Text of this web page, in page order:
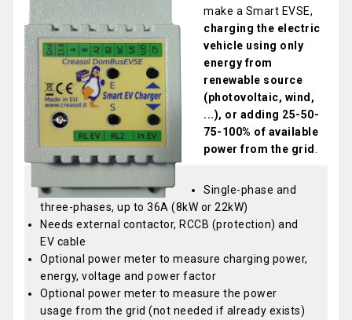
make a Smart EVSE,
charging the electric
vehicle using only
energy from
renewable source
(photovoltaic, wind,
...), or adding 25-50-
75-100% of available
power from the grid
Single-phase and
three-phases, up to 36A (8kW or 22kW)
Needs external contactor, RCCB (protection) and
EV cable
Optional power meter to measure charging power,
energy, voltage and power factor
Optional power meter to measure the power
usage from the grid (not needed if already exists)